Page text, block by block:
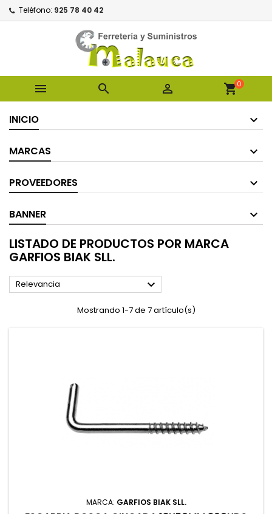
Teléfono: 925 78 40 42
   shopping_cart0
INICIO
MARCAS
PROVEEDORES
BANNER
LISTADO DE PRODUCTOS POR MARCA
GARFIOS BIAK SLL.
Relevancia 
Mostrando 1-7 de 7 artículo(s)
MARCA: GARFIOS BIAK SLL.